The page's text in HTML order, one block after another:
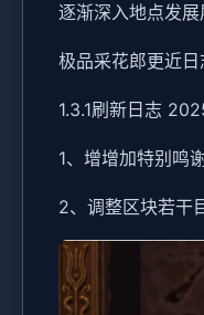
逐渐深入地点发展
极品采花郎更近日
1.3.1刷新日志
1、增增加特别鸣
2、调整区块若干